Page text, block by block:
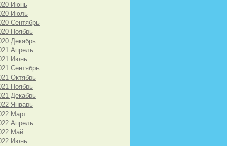
Июнь
Июль
Сентябрь
Ноябрь
Декабрь
Апрель
Июнь
Сентябрь
Октябрь
Ноябрь
Декабрь
Январь
Март
Апрель
Май
Июнь